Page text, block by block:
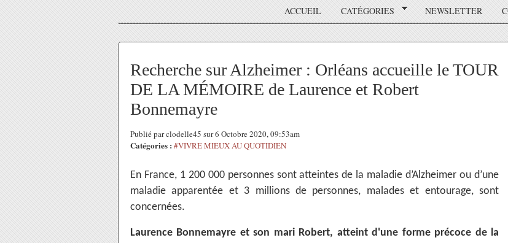
ACCUEIL CATÉGORIES NEWSLETTER
Recherche sur Alzheimer : Orléans accueille le TOUR
DE LA MÉMOIRE de Laurence et Robert
Bonnemayre
Publié par clodelle45 sur 6 Octobre 2020, 09:53am
Catégories : #VIVRE MIEUX AU QUOTIDIEN
En France, 1 200 000 personnes sont atteintes de la maladie d’Alzheimer ou d’une
maladie apparentée et 3 millions de personnes, malades et entourage, sont
concernées.
Laurence Bonnemayre et son mari Robert, atteint d'une forme précoce de la